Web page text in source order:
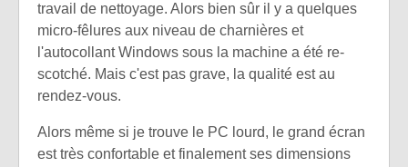
travail de nettoyage. Alors bien sûr il y a quelques
micro-fêlures aux niveau de charnières et
l'autocollant Windows sous la machine a été re-
scotché. Mais c'est pas grave, la qualité est au
rendez-vous.
Alors même si je trouve le PC lourd, le grand écran
est très confortable et finalement ses dimensions